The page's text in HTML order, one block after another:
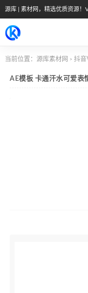
源库 | 素材网，精选优质资源！
当前位置： 源库素材网 > 抖音
AE模板 卡通汗水可爱表